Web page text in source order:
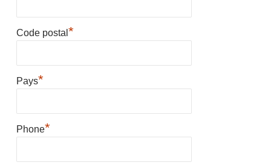
Code postal *
Pays*
Phone*